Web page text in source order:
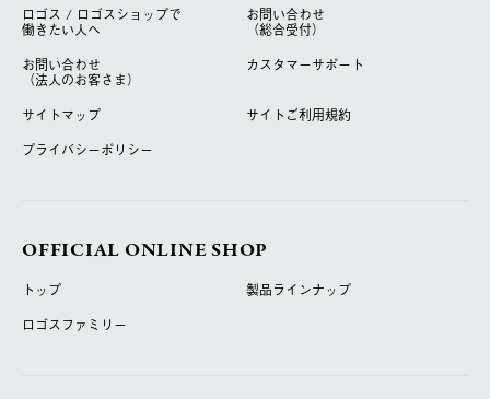
ロゴス / ロゴスショップで
働きたい人へ
お問い合わせ
（総合受付）
お問い合わせ
（法人のお客さま）
カスタマーサポート
サイトマップ
サイトご利用規約
プライバシーポリシー
OFFICIAL ONLINE SHOP
トップ
製品ラインナップ
ロゴスファミリー